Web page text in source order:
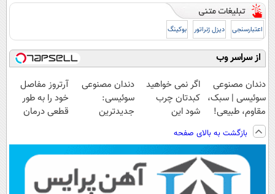
اعتبارسنجی دیزل ژنراتور بوکینگ
از سراسر وب
دندان مصنوعی
سوئیسی | سبک،
مقاوم، طبیعی!
ویزیت
رایگان+پرداخت
اقساطی😍
اگر نمی خواهید
کبدتان چرب
شود این
طعم را بنوشید
دندان مصنوعی
سوئیسی:
جدیدترین
پرداخت قسطی
آرتروز مفاصل
خود را به طور
قطعی درمان
بازگشت به بالای صفحه